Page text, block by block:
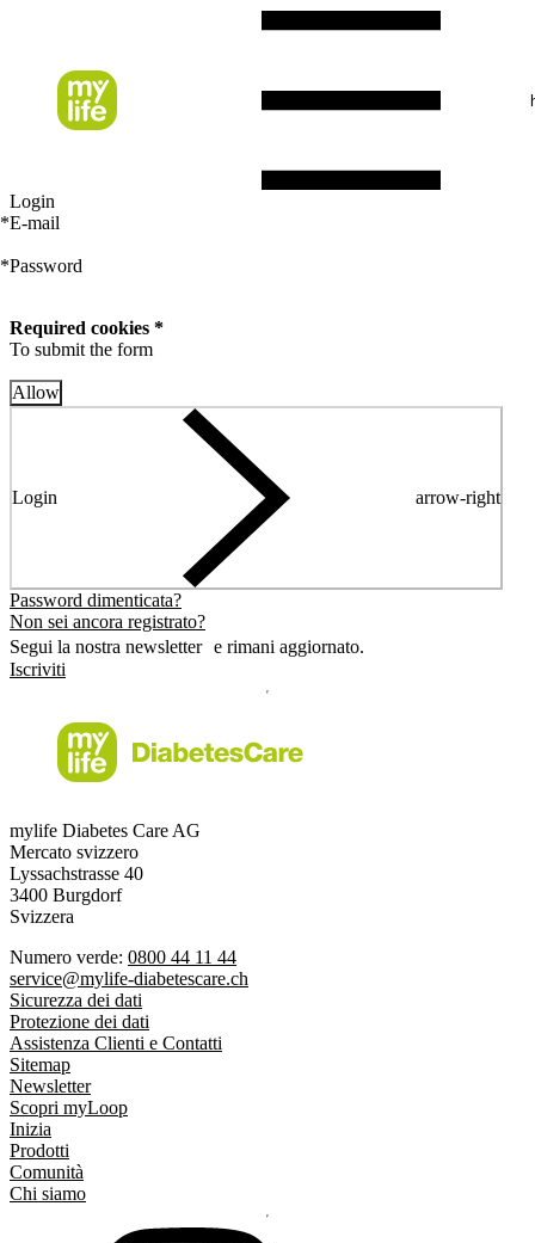
Login
*E-mail
*Password
Required cookies *
To submit the form
Allow
Login arrow-right
Password dimenticata?
Non sei ancora registrato?
Segui la nostra newsletter e rimani aggiornato.
Iscriviti
mylife Diabetes Care AG
Mercato svizzero
Lyssachstrasse 40
3400 Burgdorf
Svizzera
Numero verde: 0800 44 11 44
service@mylife-diabetescare.ch
Sicurezza dei dati
Protezione dei dati
Assistenza Clienti e Contatti
Sitemap
Newsletter
Scopri myLoop
Inizia
Prodotti
Comunità
Chi siamo